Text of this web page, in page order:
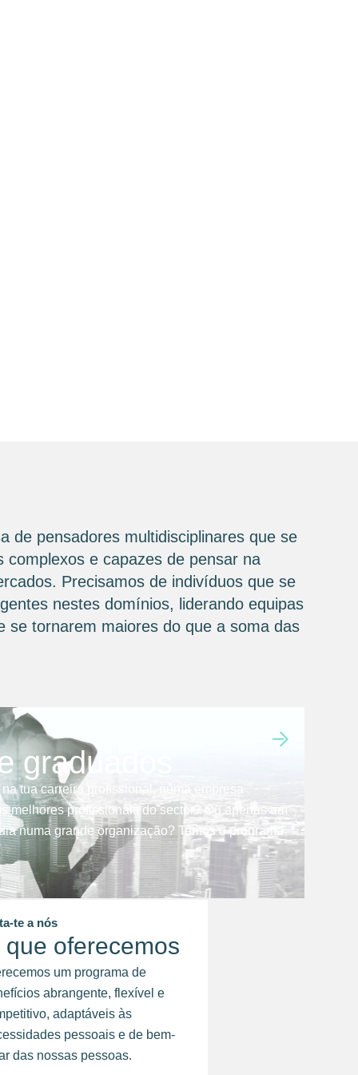
de pensadores multidisciplinares que se
e capazes de pensar na
Precisamos de indivíduos que se
nestes domínios, liderando equipas
se tornarem maiores do que a soma das
graduados
tua carreira profissional, numa empresa
melhores profissionais do sector? Ou apenas um
numa grande organização? Temos o programa
te a nós
que oferecemos
um programa de
abrangente, flexível e
adaptáveis às
pessoais e de bem-
das nossas pessoas.